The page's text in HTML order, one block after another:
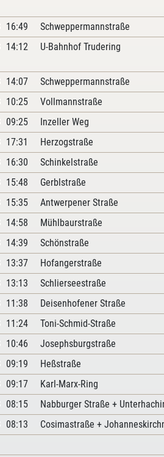
16:49 Schweppermannstraße
14:12 U-Bahnhof Trudering
14:07 Schweppermannstraße
10:25 Vollmannstraße
09:25 Inzeller Weg
17:31 Herzogstraße
16:30 Schinkelstraße
15:48 Gerblstraße
15:35 Antwerpener Straße
14:58 Mühlbaurstraße
14:39 Schönstraße
13:37 Hofangerstraße
13:13 Schlierseestraße
11:38 Deisenhofener Straße
11:24 Toni-Schmid-Straße
10:46 Josephsburgstraße
09:19 Heßstraße
09:17 Karl-Marx-Ring
08:15 Nabburger Straße +
08:13 Cosimastraße +